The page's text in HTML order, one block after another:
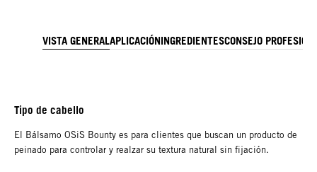
VISTA GENERALAPLICACIÓNINGREDIENTESCONSEJO
Tipo de cabello
El Bálsamo OSiS Bounty es para clientes que buscan un producto de
peinado para controlar y realzar su textura natural sin fijación.